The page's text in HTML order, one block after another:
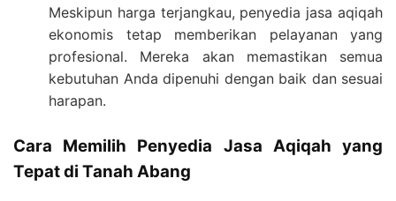
Meskipun harga terjangkau, penyedia jasa aqiqah
ekonomis tetap memberikan pelayanan yang
profesional. Mereka akan memastikan semua
kebutuhan Anda dipenuhi dengan baik dan sesuai
harapan.
Cara Memilih Penyedia Jasa Aqiqah yang
Tepat di Tanah Abang